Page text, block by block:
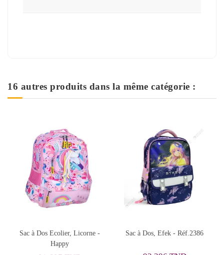
16 autres produits dans la même catégorie :
Licorne - Sac à Dos, Efek - Réf.2386
Sac à Dos Must